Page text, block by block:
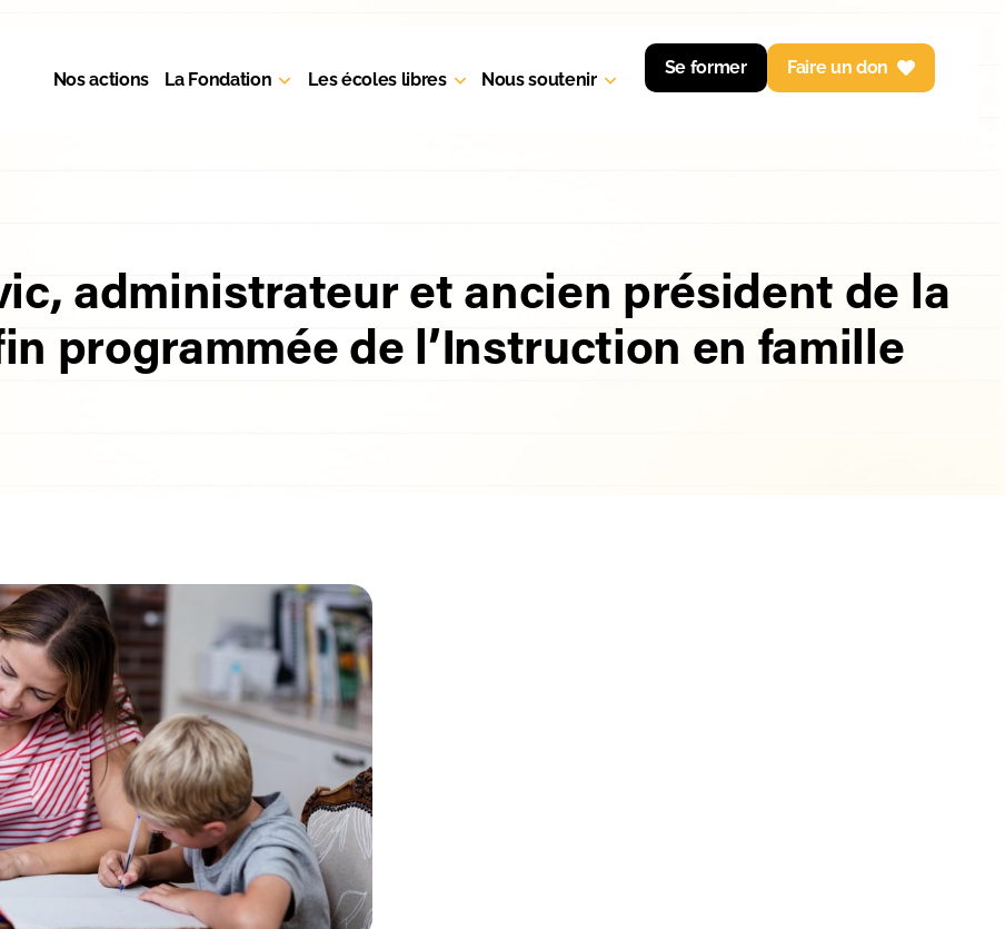
Nos actions La Fondation Les écoles libres Nous soutenir
Faire un don
Se former
administrateur et ancien président de la
programmée de l’Instruction en famille